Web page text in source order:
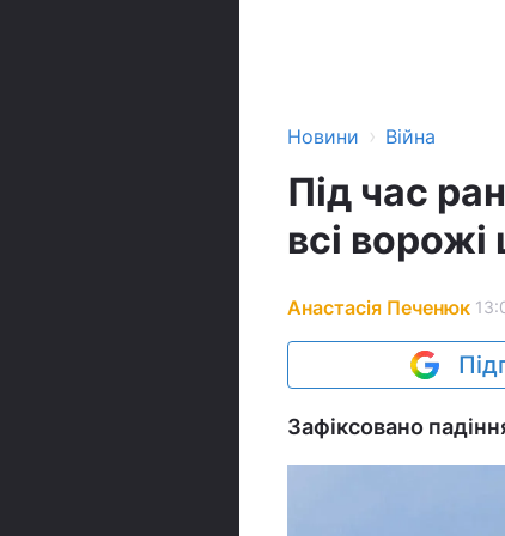
Новини › Війна
Під час
всі
Анастасія Печенюк
Зафіксовано